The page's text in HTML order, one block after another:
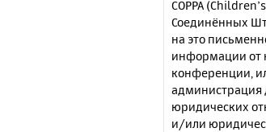
COPPA
Соединённых
на это
информации от
конференции,
администрация
юридических
и/или